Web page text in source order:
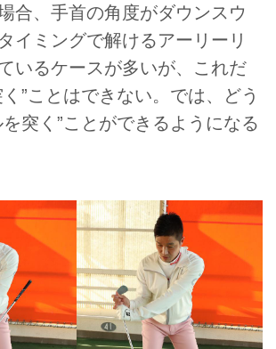
合、手首の角度がダウンスウ
イミングで解けるアーリーリ
いるケースが多いが、これだ
”ことはできない。では、どう
突く”ことができるようになる